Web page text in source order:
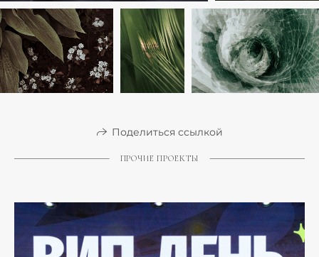
Поделиться ссылкой
ПРОЧИЕ ПРОЕКТЫ